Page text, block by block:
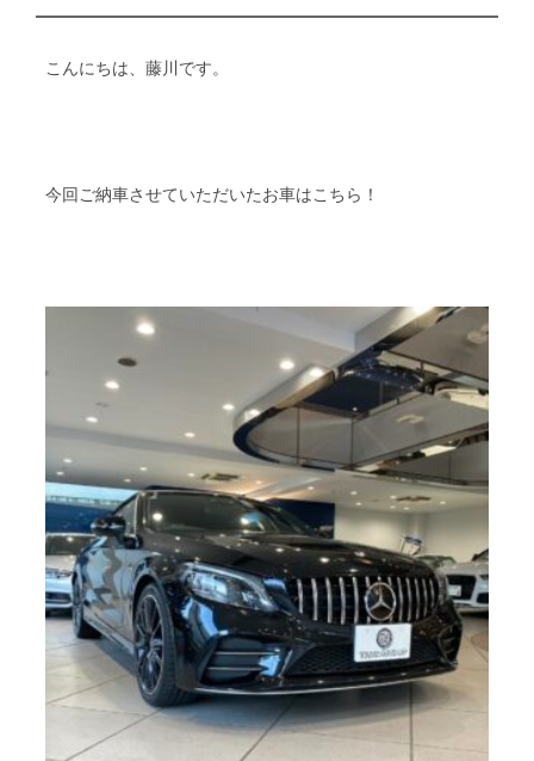
こんにちは、藤川です。
今回ご納車させていただいたお車はこちら！